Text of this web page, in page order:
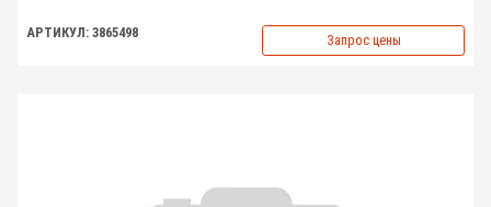
АРТИКУЛ: 3865498 Запрос цены